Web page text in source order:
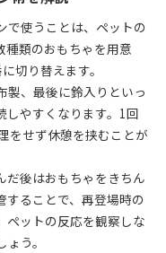
で使うことは、ペットの
種類のおもちゃを用意
切り替えます。
製、最後に鈴入りといっ
しやすくなります。1回
をせず休憩を挟むことが
だ後はおもちゃをきちん
することで、再登場時の
ペットの反応を観察しな
う。